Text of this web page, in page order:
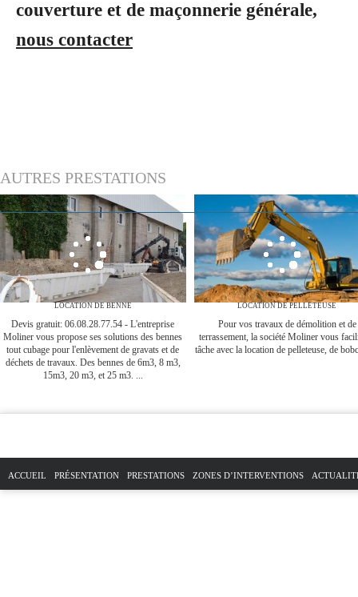
couverture et de maçonnerie générale,
nous contacter
AUTRES PRESTATIONS
LOCATION DE BENNE
Devis gratuit: 06.08.28.77.54 - L'entreprise
Moliner vous propose ses solutions des bennes
tout cubage pour l'enlèvement de gravats et de
déchets de travaux. Des bennes de 6m3, 8 m3,
15m3, 20 m3, et 25 m3. ...
LOCATION DE PELLETEUSE
Pour vos travaux de démolition et de
terrassement, la société Moliner vous
tâche avec la location de pelleteuse, de
ACCUEIL PRÉSENTATION PRESTATIONS ZONES D’INTERVENTIONS